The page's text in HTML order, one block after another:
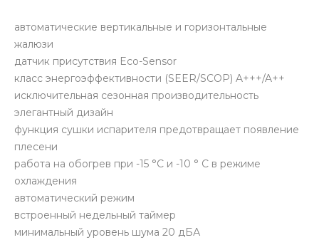
автоматические вертикальные и горизонтальные
жалюзи
датчик присутствия Eco-Sensor
класс энергоэффективности (SEER/SCOP) A+++/A++
исключительная сезонная производительность
элегантный дизайн
функция сушки испарителя предотвращает появление
плесени
работа на обогрев при -15 °С и -10 ° C в режиме
охлаждения
автоматический режим
встроенный недельный таймер
минимальный уровень шума 20 дБА